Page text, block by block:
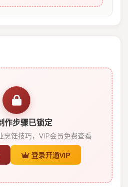
作步骤已锁定
烹饪技巧，VIP会员免费查看
登录开通VIP